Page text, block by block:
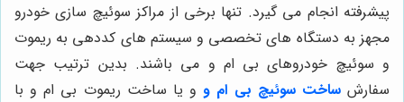
پیشرفته انجام می گیرد. تنها برخی از مراکز سوئیچ سازی خودرو
مجهز به دستگاه های تخصصی و سیستم های کددهی به ریموت
و سوئیچ خودروهای بی ام و می باشند. بدین ترتیب جهت
سفارشساخت سوئیچ بی ام وو یا ساخت ریموت بی ام و با